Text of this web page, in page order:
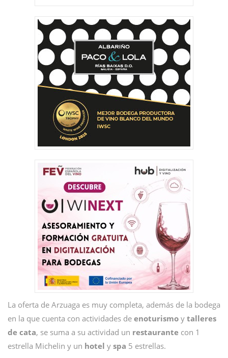
La oferta de Arzuaga es muy completa, además de la bodega
en la que cuenta con actividades de enoturismo y talleres
de cata, se suma a su actividad un restaurante con 1
estrella Michelin y un hotel y spa 5 estrellas.